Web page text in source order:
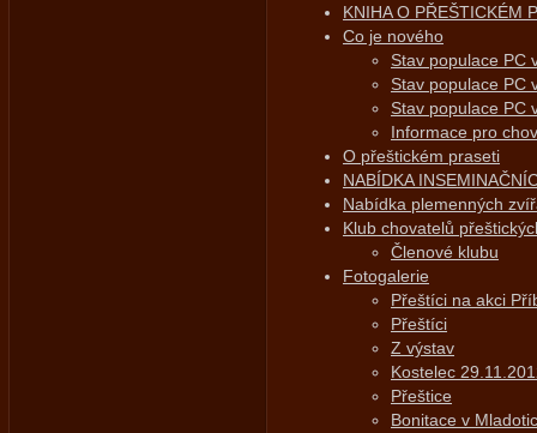
KNIHA O PŘEŠTICKÉM
Co je nového
Stav populace PC
Stav populace PC
Stav populace PC
Informace pro
O přeštickém praseti
NABÍDKA
Nabídka plemenných
Klub chovatelů
Členové klubu
Fotogalerie
Přeštíci na akci
Přeštíci
Z výstav
Kostelec
Přeštice
Bonitace v